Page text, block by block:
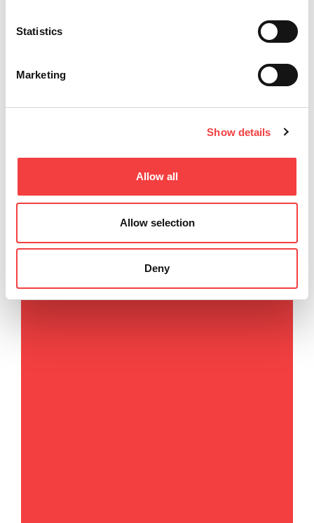
Statistics
Marketing
Show details
Allow all
Allow selection
Deny
Keyline S.p.A.
. +39 0438 202511
E.